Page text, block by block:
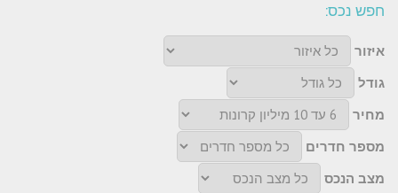
חפש נכס:
איזור
גודל
מחיר
מספר חדרים
מצב הנכס